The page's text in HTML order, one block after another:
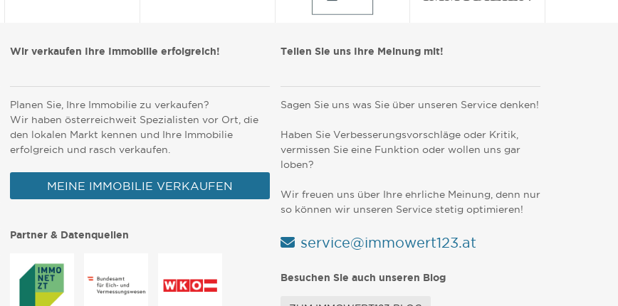
Wir verkaufen Ihre Immobilie erfolgreich!
Planen Sie, Ihre Immobilie zu verkaufen?
Wir haben österreichweit Spezialisten vor Ort, die
den lokalen Markt kennen und Ihre Immobilie
erfolgreich und rasch verkaufen.
MEINE IMMOBILIE VERKAUFEN
Partner & Datenquellen
Teilen Sie uns Ihre Meinung mit!
Sagen Sie uns was Sie über unseren Service denken!
Haben Sie Verbesserungsvorschläge oder Kritik,
vermissen Sie eine Funktion oder wollen uns gar
loben?
Wir freuen uns über Ihre ehrliche Meinung, denn nur
so können wir unseren Service stetig optimieren!
service@immowert123.at
Besuchen Sie auch unseren Blog